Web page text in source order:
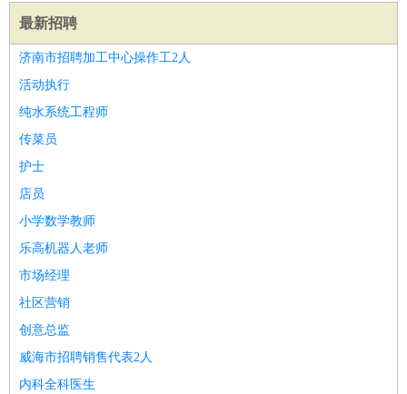
最新招聘
济南市招聘加工中心操作工2人
活动执行
纯水系统工程师
传菜员
护士
店员
小学数学教师
乐高机器人老师
市场经理
社区营销
创意总监
威海市招聘销售代表2人
内科全科医生